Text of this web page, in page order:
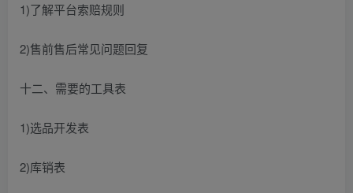
1)了解平台索赔规则
2)售前售后常见问题回复
十二、需要的工具表
1)选品开发表
2)库销表